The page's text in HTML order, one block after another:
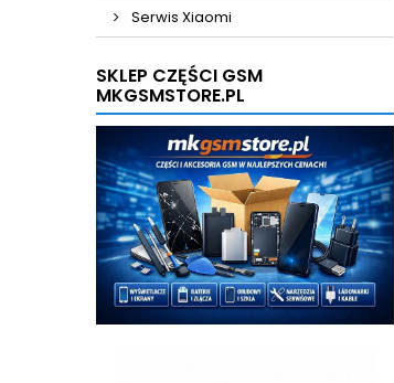
Serwis Xiaomi
SKLEP CZĘŚCI GSM
MKGSMSTORE.PL